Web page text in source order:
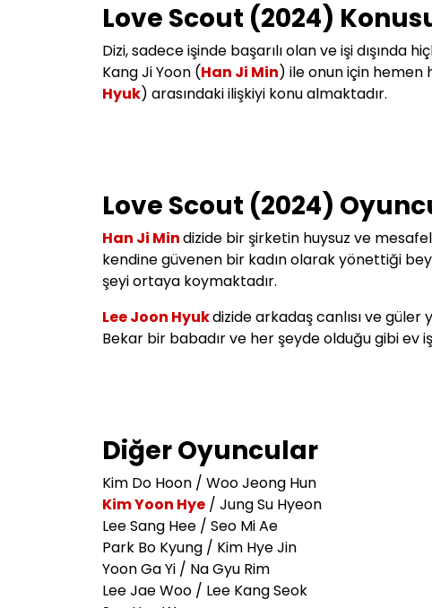
Love Scout (2024)
Dizi, sadece işinde başarılı olan ve işi dışında
Kang Ji Yoon (Han Ji Min) ile onun için hemen
Hyuk) arasındaki ilişkiyi konu almaktadır.
Love Scout (2024)
Han Ji Mindizide bir şirketin huysuz ve
kendine güvenen bir kadın olarak yönettiği
şeyi ortaya koymaktadır.
Lee Joon Hyukdizide arkadaş canlısı ve
Bekar bir babadır ve her şeyde olduğu gibi ev
Diğer Oyuncular
Kim Do Hoon / Woo Jeong Hun
Kim Yoon Hye / Jung Su Hyeon
Lee Sang Hee / Seo Mi Ae
Park Bo Kyung / Kim Hye Jin
Yoon Ga Yi / Na Gyu Rim
Lee Jae Woo / Lee Kang Seok